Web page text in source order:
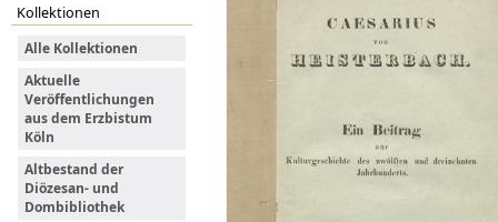
Kollektionen
Alle Kollektionen
Aktuelle
Veröffentlichungen
aus dem Erzbistum
Köln
Altbestand der
Diözesan- und
Dombibliothek